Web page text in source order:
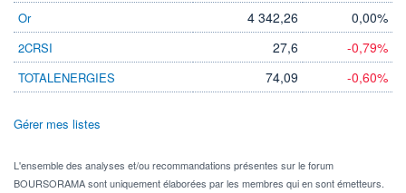
Or 4 342,26 0,00%
2CRSI 27,6 -0,79%
TOTALENERGIES 74,09 -0,60%
Gérer mes listes
L'ensemble des analyses et/ou recommandations présentes sur le forum
BOURSORAMA sont uniquement élaborées par les membres qui en sont émetteurs.